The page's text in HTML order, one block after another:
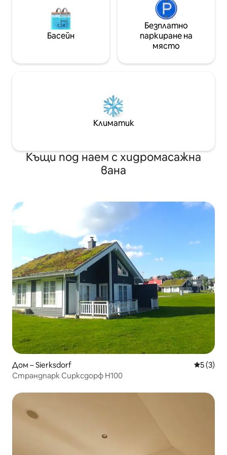
Басейн
Безплатно
паркиране на
място
Климатик
Къщи под наем с хидромасажна
вана
Дом – Sierksdorf Средна
5 (3)
Страндпарк Сирксдорф H100